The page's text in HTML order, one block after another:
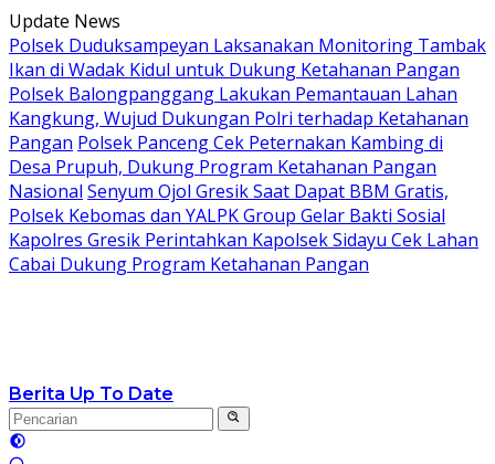
Langsung
ke
konten
Update News
Polsek Duduksampeyan Laksanakan Monitoring Tambak
Ikan di Wadak Kidul untuk Dukung Ketahanan Pangan
Polsek Balongpanggang Lakukan Pemantauan Lahan
Kangkung, Wujud Dukungan Polri terhadap Ketahanan
Pangan Polsek Panceng Cek Peternakan Kambing di
Desa Prupuh, Dukung Program Ketahanan Pangan
Nasional Senyum Ojol Gresik Saat Dapat BBM Gratis,
Polsek Kebomas dan YALPK Group Gelar Bakti Sosial
Kapolres Gresik Perintahkan Kapolsek Sidayu Cek Lahan
Cabai Dukung Program Ketahanan Pangan
Berita Up To Date